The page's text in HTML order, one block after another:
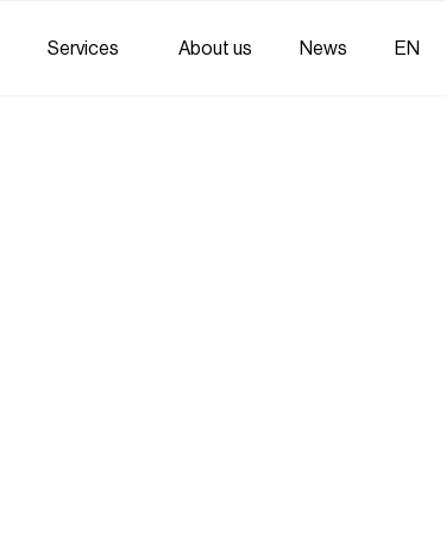
Services About us News EN